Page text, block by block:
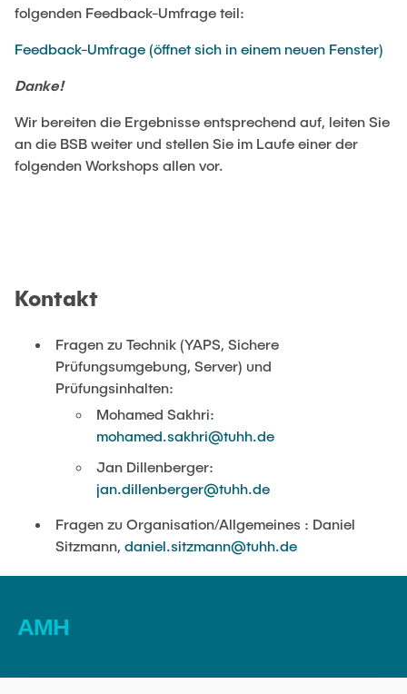
folgenden Feedback-Umfrage teil:
Feedback-Umfrage (öffnet sich in einem neuen Fenster)
Danke!
Wir bereiten die Ergebnisse entsprechend auf, leiten Sie
an die BSB weiter und stellen Sie im Laufe einer der
folgenden Workshops allen vor.
Kontakt
Fragen zu Technik (YAPS, Sichere
Prüfungsumgebung, Server) und
Prüfungsinhalten:
Mohamed Sakhri:
mohamed.sakhri@tuhh.de
Jan Dillenberger:
jan.dillenberger@tuhh.de
Fragen zu Organisation/Allgemeines : Daniel
Sitzmann, daniel.sitzmann@tuhh.de